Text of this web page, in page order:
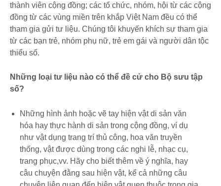
thành viên cộng đồng; các tổ chức, nhóm, hội từ các cộng
đồng từ các vùng miền trên khắp Việt Nam đều có thể
tham gia gửi tư liệu. Chúng tôi khuyến khích sự tham gia
từ các bạn trẻ, nhóm phụ nữ, trẻ em gái và người dân tộc
thiểu số.
Những loại tư liệu nào có thể đề cử cho Bộ sưu tập
số?
Những hình ảnh hoặc vẽ tay hiện vật di sản văn
hóa hay thực hành di sản trong cộng đồng, ví dụ
như vật dụng trang trí thủ công, hoa văn truyền
thống, vật được dùng trong các nghi lễ, nhạc cụ,
trang phục,vv. Hãy cho biết thêm về ý nghĩa, hay
câu chuyện đằng sau hiện vật, kể cả những câu